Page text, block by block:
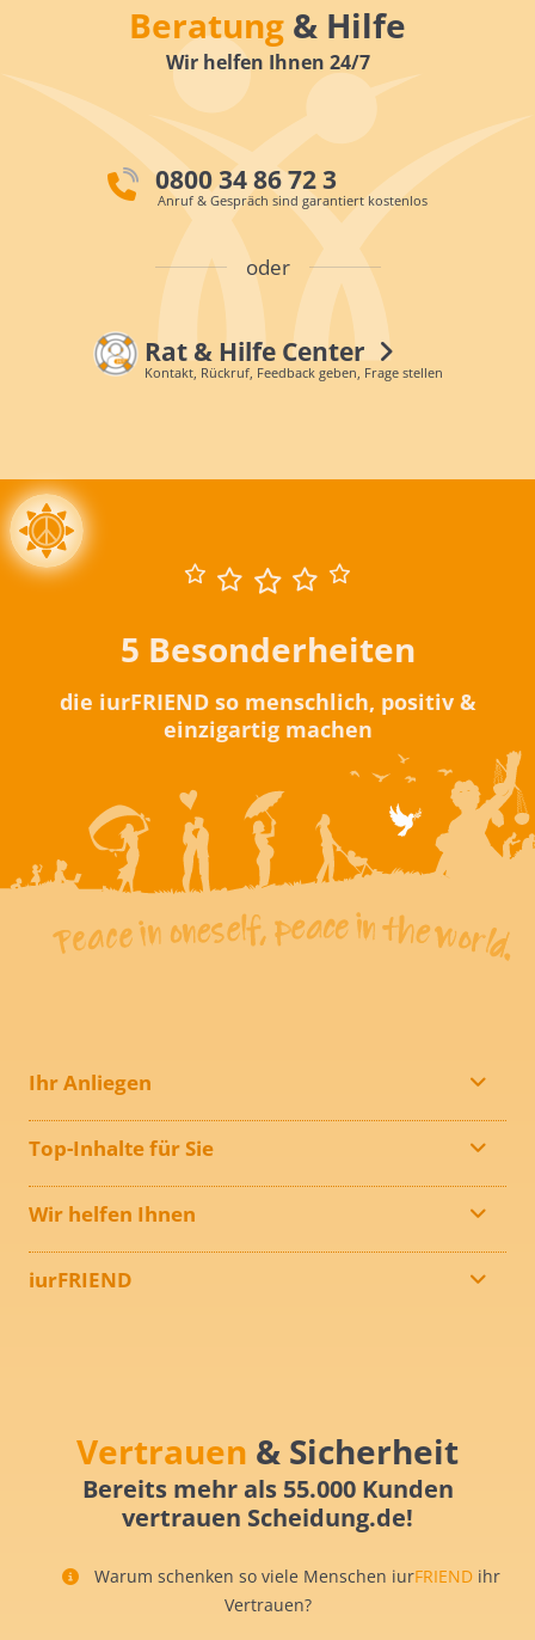
Beratung & Hilfe
Wir helfen Ihnen 24/7
0800 34 86 72 3
Anruf & Gespräch sind garantiert kostenlos
oder
Rat & Hilfe Center
Kontakt, Rückruf, Feedback geben, Frage stellen
5 Besonderheiten
die iurFRIEND so menschlich, positiv &
einzigartig machen
Ihr Anliegen
Top-Inhalte für Sie
Wir helfen Ihnen
iurFRIEND
Vertrauen & Sicherheit
Bereits mehr als 55.000 Kunden
vertrauen Scheidung.de!
Warum schenken so viele Menschen iurFRIEND ihr
Vertrauen?